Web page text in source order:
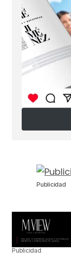
Publicidad
Publicidad